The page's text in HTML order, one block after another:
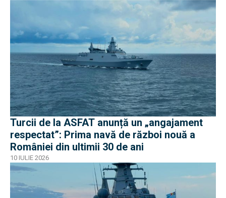
Turcii de la ASFAT anunță un „angajament
respectat”: Prima navă de război nouă a
României din ultimii 30 de ani
10 IULIE 2026